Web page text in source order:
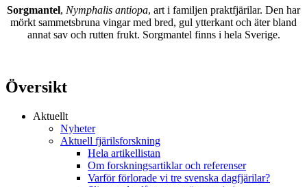
Sorgmantel, Nymphalis antiopa, art i familjen praktfjärilar. Den har
mörkt sammetsbruna vingar med bred, gul ytterkant och äter bland
annat sav och rutten frukt. Sorgmantel finns i hela Sverige.
Översikt
Aktuellt
Nyheter
Aktuell fjärilsforskning
Hela artikellistan
Om forskningsartiklar och referenser
Varför förlorade vi tre svenska dagfjärilar?